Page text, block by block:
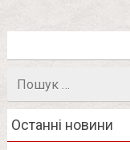
Останні новини